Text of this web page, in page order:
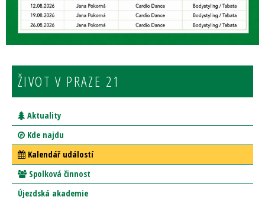
ŽIVOT V PRAZE 21
Aktuality
Kde najdu
Kalendář událostí
Spolková činnost
Újezdská akademie